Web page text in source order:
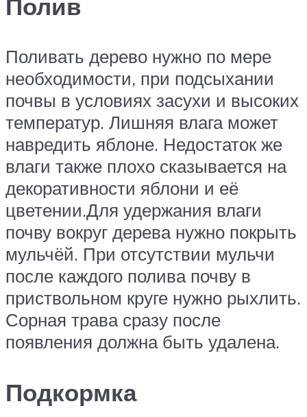
Полив
Поливать дерево нужно по мере
необходимости, при подсыхании
почвы в условиях засухи и высоких
температур. Лишняя влага может
навредить яблоне. Недостаток же
влаги также плохо сказывается на
декоративности яблони и её
цветении.Для удержания влаги
почву вокруг дерева нужно покрыть
мульчёй. При отсутствии мульчи
после каждого полива почву в
приствольном круге нужно рыхлить.
Сорная трава сразу после
появления должна быть удалена.
Подкормка